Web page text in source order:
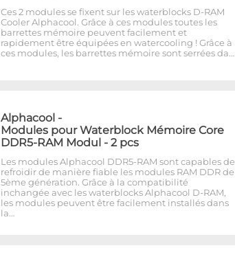
Ces 2 modules se fixent sur les waterblocks D-RAM
Cooler Alphacool. Grâce à ces modules toutes les
barrettes mémoire peuvent facilement et
rapidement être équipées en watercooling ! Grâce à
ces modules, les barrettes mémoire sont serrées da…
Alphacool -
Modules pour Waterblock Mémoire Core
DDR5-RAM Modul - 2 pcs
Les modules Alphacool DDR5-RAM sont capables de
refroidir de manière fiable les modules RAM DDR de
5ème génération. Grâce à la compatibilité
inchangée avec les waterblocks Alphacool D-RAM,
les modules peuvent être facilement installés dans
la…